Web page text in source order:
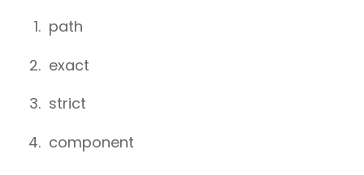
path
exact
strict
component